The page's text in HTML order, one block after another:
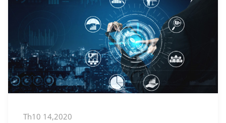
Th10 14,2020